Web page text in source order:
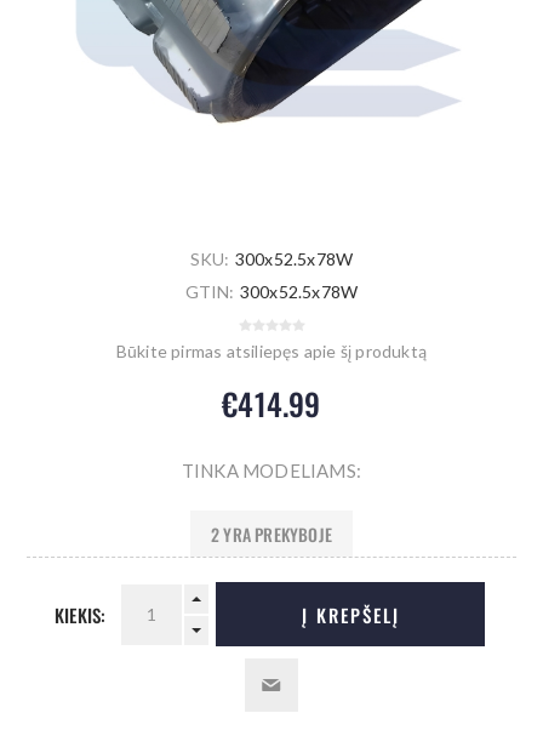
SKU: 300x52.5x78W
GTIN: 300x52.5x78W
Būkite pirmas atsiliepęs apie šį produktą
€414.99
TINKA MODELIAMS:
2 YRA PREKYBOJE
KIEKIS: Į KREPŠELĮ